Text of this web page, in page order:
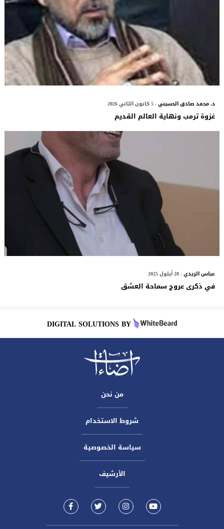
د. محمد صادق الحسيني- 5 كانون الثاني 2026
غزوة ترمب ونهاية العالم القديم
عباس الزيدي- 28 أيلول 2025
في ذكرى عروج سماحة العشق
DIGITAL SOLUTIONS BY
من نحن
شروط الاستخدام
سياسة الخصوصية
الأرشيف